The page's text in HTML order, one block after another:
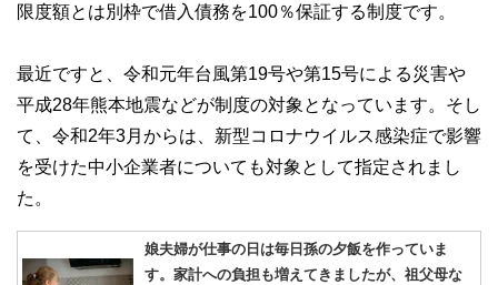
限度額とは別枠で借入債務を100％保証する制度です。
最近ですと、令和元年台風第19号や第15号による災害や
平成28年熊本地震などが制度の対象となっています。そし
て、令和2年3月からは、新型コロナウイルス感染症で影響
を受けた中小企業者についても対象として指定されまし
た。
娘夫婦が仕事の日は毎日孫の夕飯を作っていま
す。家計への負担も増えてきましたが、祖父母な